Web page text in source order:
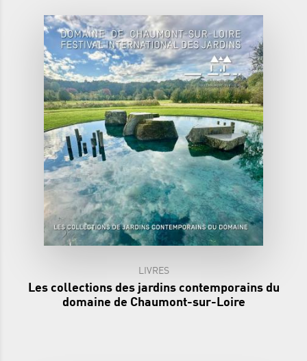
LIVRES
Les collections des jardins contemporains du
domaine de Chaumont-sur-Loire